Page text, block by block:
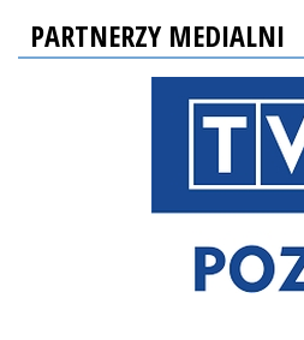
PARTNERZY MEDIALNI